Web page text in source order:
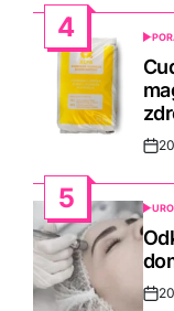
4
IN
Post
5
IN
Post